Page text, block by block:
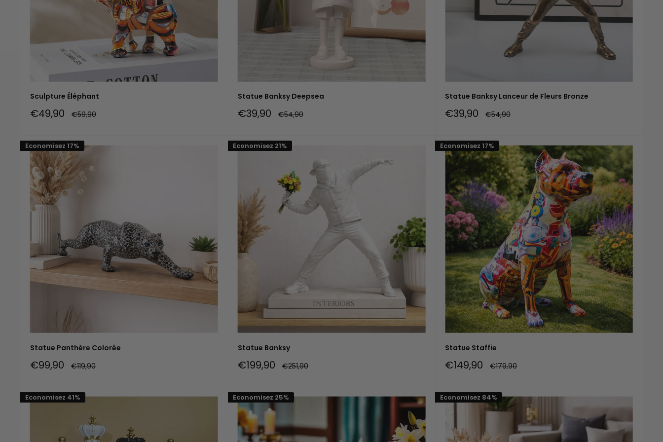
Sculpture Éléphant
Prix
réduit
€49,90 Prix
normal
€59,90
Statue Banksy Deepsea
Prix
réduit
€39,90 Prix
normal
€54,90
Statue Banksy Lanceur de Fleurs Bronze
Prix
réduit
€39,90 Prix
normal
€54,90
Economisez 17%
Statue Panthère Colorée
Prix
réduit
€99,90 Prix
normal
€119,90
Economisez 21%
Statue Banksy
Prix
réduit
€199,90 Prix
normal
€251,90
Economisez 17%
Statue Staffie
Prix
réduit
€149,90 Prix
normal
€179,90
Economisez 41% Economisez 25% Economisez 84%